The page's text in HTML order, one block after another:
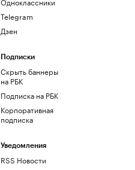
Telegram
Дзен
Подписки
Скрыть баннеры
на РБК
Подписка на РБК
Корпоративная
подписка
Уведомления
RSS Новости